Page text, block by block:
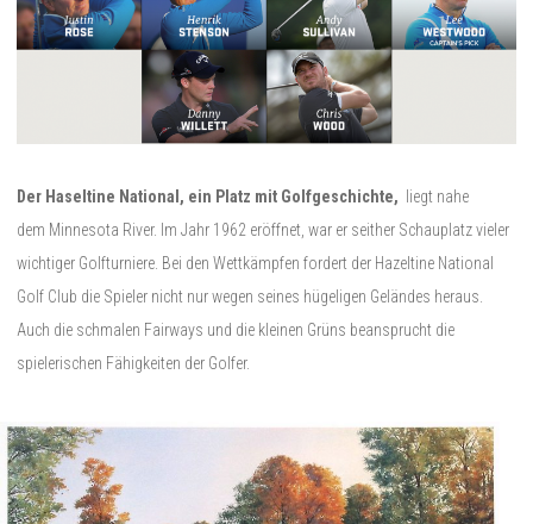
Der Haseltine National, ein Platz mit Golfgeschichte,
liegt nahe
dem Minnesota River. Im Jahr 1962 eröffnet, war er seither Schauplatz vieler
wichtiger Golfturniere. Bei den Wettkämpfen fordert der Hazeltine National
Golf Club die Spieler nicht nur wegen seines hügeligen Geländes heraus.
Auch die schmalen Fairways und die kleinen Grüns beansprucht die
spielerischen Fähigkeiten der Golfer.